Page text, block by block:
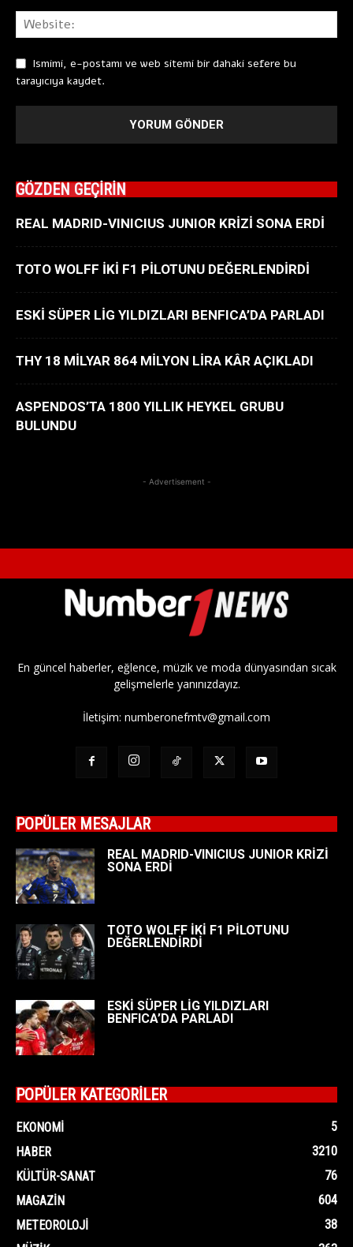
Ismimi, e-postamı ve web sitemi bir dahaki sefere bu
tarayıcıya kaydet.
GÖZDEN GEÇİRİN
REAL MADRID-VINICIUS JUNIOR KRİZİ SONA ERDİ
TOTO WOLFF İKİ F1 PİLOTUNU DEĞERLENDİRDİ
ESKİ SÜPER LİG YILDIZLARI BENFICA’DA PARLADI
THY 18 MİLYAR 864 MİLYON LİRA KÂR AÇIKLADI
ASPENDOS’TA 1800 YILLIK HEYKEL GRUBU
BULUNDU
- Advertisement -
En güncel haberler, eğlence, müzik ve moda dünyasından sıcak
gelişmelerle yanınızdayız.
İletişim: numberonefmtv@gmail.com
POPÜLER MESAJLAR
REAL MADRID-VINICIUS JUNIOR KRİZİ
SONA ERDİ
TOTO WOLFF İKİ F1 PİLOTUNU
DEĞERLENDİRDİ
ESKİ SÜPER LİG YILDIZLARI
BENFICA’DA PARLADI
POPÜLER KATEGORİLER
EKONOMI
5
HABER
3210
KÜLTÜR-SANAT
76
MAGAZIN
604
METEOROLOJI
38